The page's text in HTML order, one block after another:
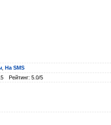
На SMS
Рейтинг: 5.0/5